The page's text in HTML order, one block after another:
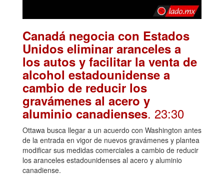
Canadá negocia con Estados
Unidos eliminar aranceles a
los autos y facilitar la venta de
alcohol estadounidense a
cambio de reducir los
gravámenes al acero y
aluminio canadienses. 23:30
Ottawa busca llegar a un acuerdo con Washington antes
de la entrada en vigor de nuevos gravámenes y plantea
modificar sus medidas comerciales a cambio de reducir
los aranceles estadounidenses al acero y aluminio
canadiense.